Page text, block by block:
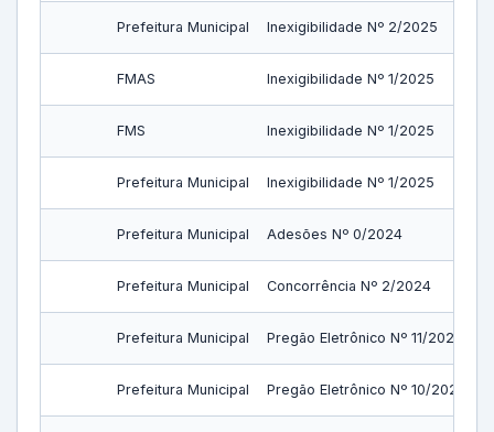
Prefeitura Municipal Inexigibilidade Nº 2/2025
FMAS Inexigibilidade Nº 1/2025
FMS Inexigibilidade Nº 1/2025
Prefeitura Municipal Inexigibilidade Nº 1/2025
Prefeitura Municipal Adesões Nº 0/2024
Prefeitura Municipal Concorrência Nº 2/2024
Prefeitura Municipal Pregão Eletrônico Nº 11/2024
Prefeitura Municipal Pregão Eletrônico Nº 10/2024